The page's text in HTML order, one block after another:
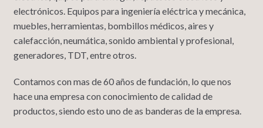
electrónicos. Equipos para ingeniería eléctrica y mecánica,
muebles, herramientas, bombillos médicos, aires y
calefacción, neumática, sonido ambiental y profesional,
generadores, TDT, entre otros.
Contamos con mas de 60 años de fundación, lo que nos
hace una empresa con conocimiento de calidad de
productos, siendo esto uno de as banderas de la empresa.